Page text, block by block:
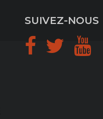
SUIVEZ-NOUS